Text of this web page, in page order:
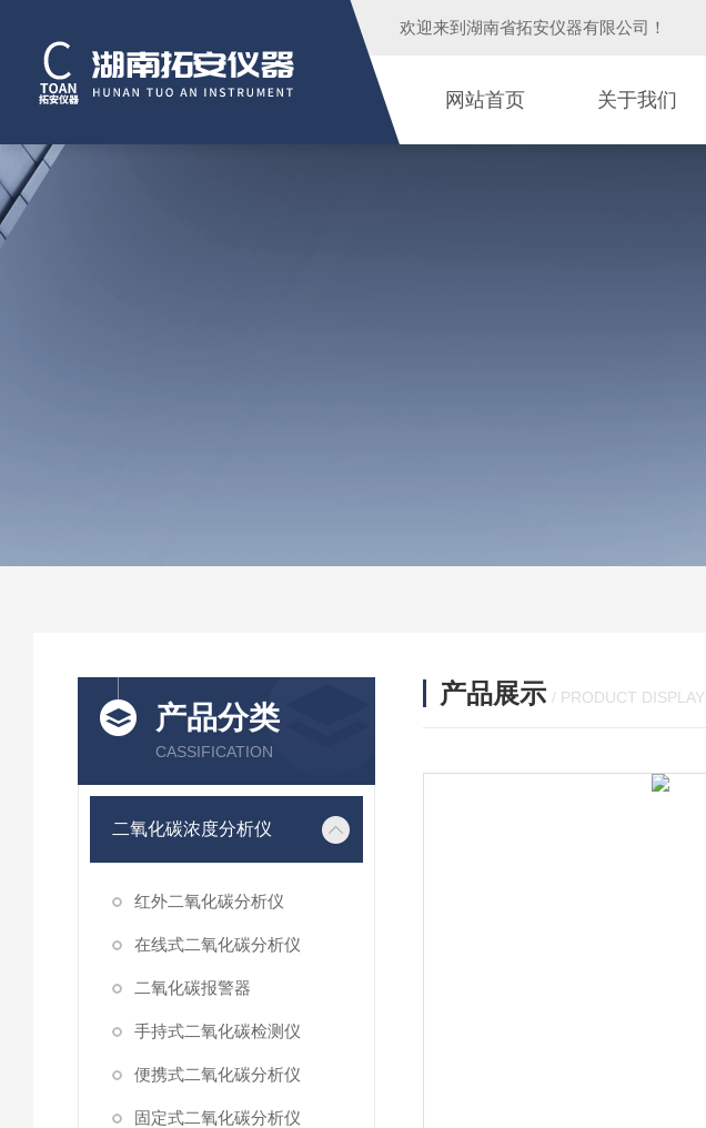
欢迎来到 湖南省拓安仪器有限公司 ！
网站首页 关于我们
产品分类
CASSIFICATION
二氧化碳浓度分析仪
红外二氧化碳分析仪
在线式二氧化碳分析仪
二氧化碳报警器
手持式二氧化碳检测仪
便携式二氧化碳分析仪
固定式二氧化碳分析仪
产品展示 / PRODUCT DISPLAY